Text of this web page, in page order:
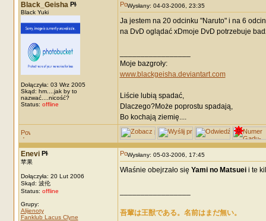
Black_Geisha
Black Yuki
Dołączyła: 03 Wrz 2005
Skąd: hm....jak by to
nazwać....nicość?
Status: offline
Wysłany: 04-03-2006, 23:35
Ja jestem na 20 odcinku "Naruto" i na 6
na DvD oglądać xDmoje DvD potrzebuje
Moje bazgroły:
www.blackgeisha.deviantart.com
Liście lubią spadać,
Dlaczego?Może poprostu spadają,
Bo kochają ziemię....
Enevi
苹果
Dołączyła: 20 Lut 2006
Skąd: 波伦
Status: offline
Grupy:
Alijenoty
Fanklub Lacus Clyne
Wysłany: 05-03-2006, 17:45
Właśnie obejrzało się Yami no Matsueii te
吾輩は王獣である。名前はまだ無い。